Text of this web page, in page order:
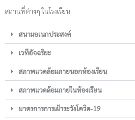
สถานที่ต่างๆ ในโรงเรียน
สนามอเนกประสงค์
เวทีอัจฉริยะ
สภาพแวดล้อมภายนอกห้องเรียน
สภาพแวดล้อมภายในห้องเรียน
มาตรการการเฝ้าระวังโควิด-19